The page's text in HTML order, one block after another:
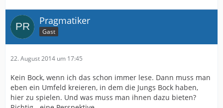
Pragmatiker
Gast
22. August 2014 um 17:45
Kein Bock, wenn ich das schon immer lese. Dann muss man
eben ein Umfeld kreieren, in dem die Jungs Bock haben,
hier zu spielen. Und was muss man ihnen dazu bieten?